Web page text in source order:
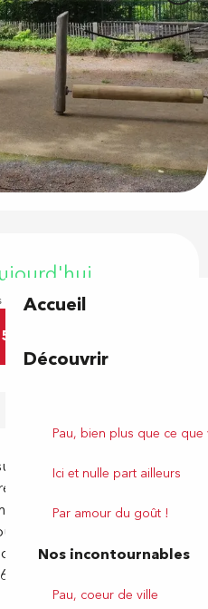
Accueil
Découvrir
Pau, bien plus que ce
Ici et nulle part ailleurs
Par amour du goût !
Nos incontournables
Pau, coeur de ville
horaires
27 27
une placette à
Elle est placée
et sous les arbres pour
y trouverez un
corde de 4 à 12 ans, un
12 ans et une barre